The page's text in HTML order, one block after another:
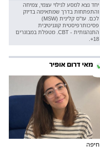
יחד נצא למסע לגילוי עצמי, צמיחה
והתפתחות בדרך שמתאימה בדיוק
לכם. עו"ס קלינית (MSW)
פסיכותרפיסטית קוגניטיבית
התנהגותית - CBT. מטפלת במבוגרים
18+.
מאי דרום אופיר
חיפה